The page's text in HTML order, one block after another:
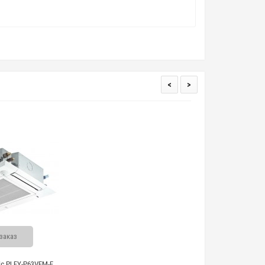
детали. Равномерное распределение воздуха
за консультацией к менеджерам компании
климатические условия, но при этом
< >